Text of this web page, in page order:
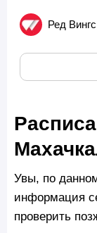
Ред
Увы, по
информация
проверить